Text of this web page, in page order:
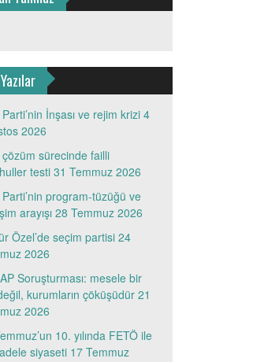
İnşası ve rejim krizi 4
2026
çözüm sürecinde failli
testi 31 Temmuz 2026
program-tüzüğü ve
arayışı 28 Temmuz 2026
Özel’de seçim partisi 24
2026
Soruşturması: mesele bir
kurumların çöküşüdür 21
2026
10. yılında FETÖ ile
siyaseti 17 Temmuz